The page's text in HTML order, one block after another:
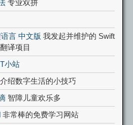
专业双拼
言 中文版 我发起并维护的 Swift
译项目
小站
介绍数字生活的小技巧
智障儿童欢乐多
非常棒的免费学习网站